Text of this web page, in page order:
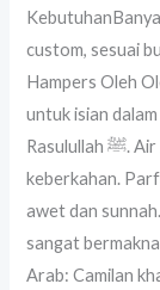
custom, sesuai
Hampers Oleh
untuk isian
Rasulullah ﷺ. Air Zam-Zam: Air suci dari Mekkah yang sarat
keberkahan.
awet dan
sangat
Arab: Camilan